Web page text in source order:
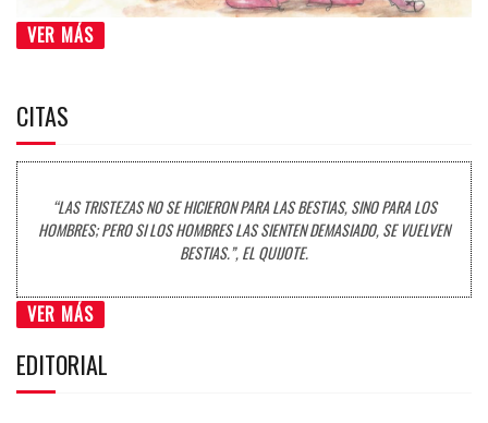
VER MÁS
CITAS
“LAS TRISTEZAS NO SE HICIERON PARA LAS BESTIAS, SINO PARA LOS
HOMBRES; PERO SI LOS HOMBRES LAS SIENTEN DEMASIADO, SE VUELVEN
BESTIAS.”, EL QUIJOTE.
VER MÁS
EDITORIAL